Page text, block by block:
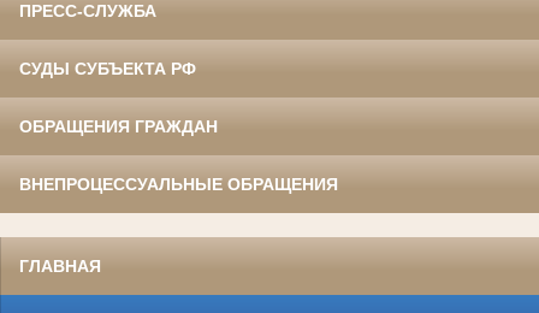
ПРЕСС-СЛУЖБА
СУДЫ СУБЪЕКТА РФ
ОБРАЩЕНИЯ ГРАЖДАН
ВНЕПРОЦЕССУАЛЬНЫЕ ОБРАЩЕНИЯ
ГЛАВНАЯ